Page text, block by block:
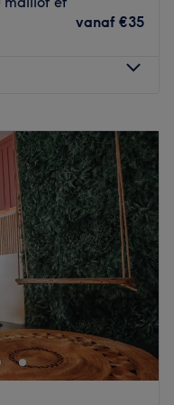
vous assurent des
pour un résultat
naturels et
wifi gratuit, parking
vanaf €35
10:00–19:00
10:00–19:00
10:00–19:00
10:00–19:00
10:00 – 19:00
12:00–19:00
Belgium, un centre de
le quartier de la
du parc de Forest.
à l'ambiance
ici à l'endroit parfait